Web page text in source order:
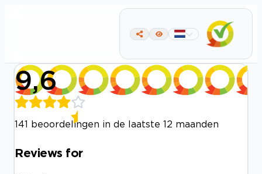
9,6
141 beoordelingen in de laatste 12 maanden
Reviews for